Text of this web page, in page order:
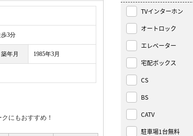
3分
築年月 1985年3月
にもおすすめ！
TVインターホン
オートロック
エレベーター
宅配ボックス
CS
BS
CATV
駐車場1台無料